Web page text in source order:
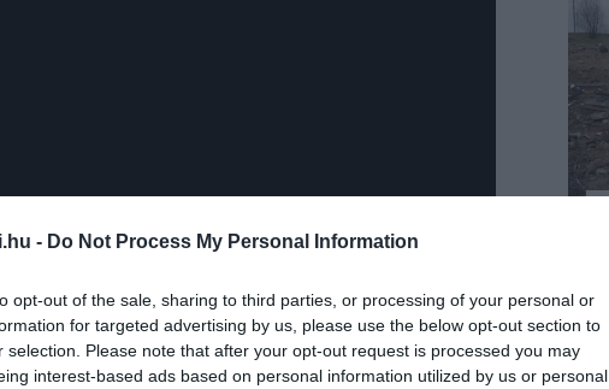
- Do Not Process My Personal Information
opt-out of the sale, sharing to third parties, or processing of your personal or
for targeted advertising by us, please use the below opt-out section to
selection. Please note that after your opt-out request is processed you may
interest-based ads based on personal information utilized by us or personal